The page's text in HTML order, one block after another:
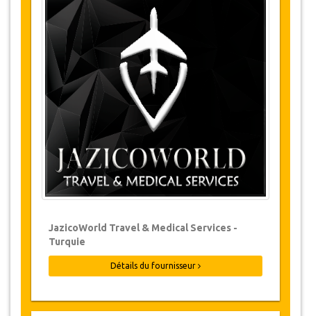
Changements et Politique d'annulation
Les modifications de réservations peuvent
être possibles si l’avis est donné à temps.
Pour plus d'informations veuillez nous
contacter.
Pour toutes les annulations faites au
moins 24 heures à l’avance, il n‘y aura
pas de frais, même si la réservation a été
confirmée. L'annulation ne peut être faite
que par écrit en envoyant un courrier
électronique.
moins de 24 heures avant le transfert.
Dans de tels cas, les paiements sont non-
remboursables.
De temps en temps, JazicoWorld peut
JazicoWorld Travel & Medical Services -
Turquie
Détails du fournisseur